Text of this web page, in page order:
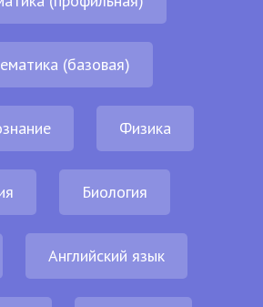
(базовая)
Физика
Биология
Английский язык